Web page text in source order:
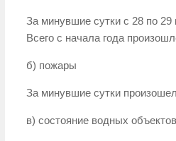
За минувшие сутки с 28 по
Всего с начала года
б) пожары
За минувшие сутки
в) состояние водных объектов